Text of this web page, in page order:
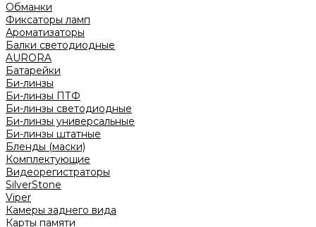
Обманки
Фиксаторы ламп
Ароматизаторы
Балки светодиодные
AURORA
Батарейки
Би-линзы
Би-линзы ПТФ
Би-линзы светодиодные
Би-линзы универсальные
Би-линзы штатные
Бленды (маски)
Комплектующие
Видеорегистраторы
SilverStone
Viper
Камеры заднего вида
Карты памяти